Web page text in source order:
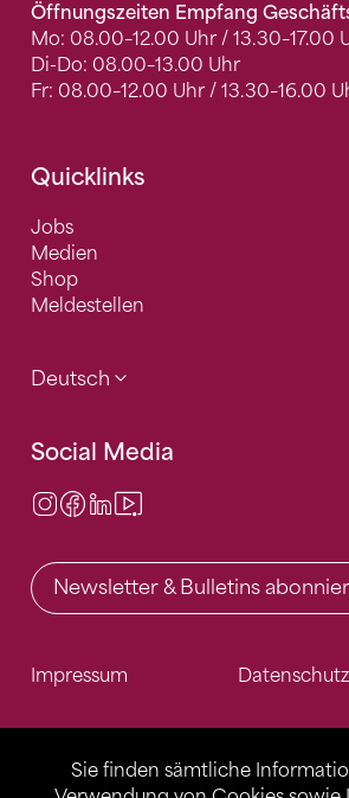
Sie finden sämtliche
Öffnungszeiten Empfang
Mo: 08.00–12.00 Uhr / 13.30–17.00
Di-Do: 08.00–13.00 Uhr
Fr: 08.00–12.00 Uhr / 13.30–16.00
Quicklinks
Jobs
Medien
Shop
Meldestellen
Deutsch
Social Media
Instagram
Facebook
LinkedIn
Newsletter & Bulletins
Impressum Datenschutz